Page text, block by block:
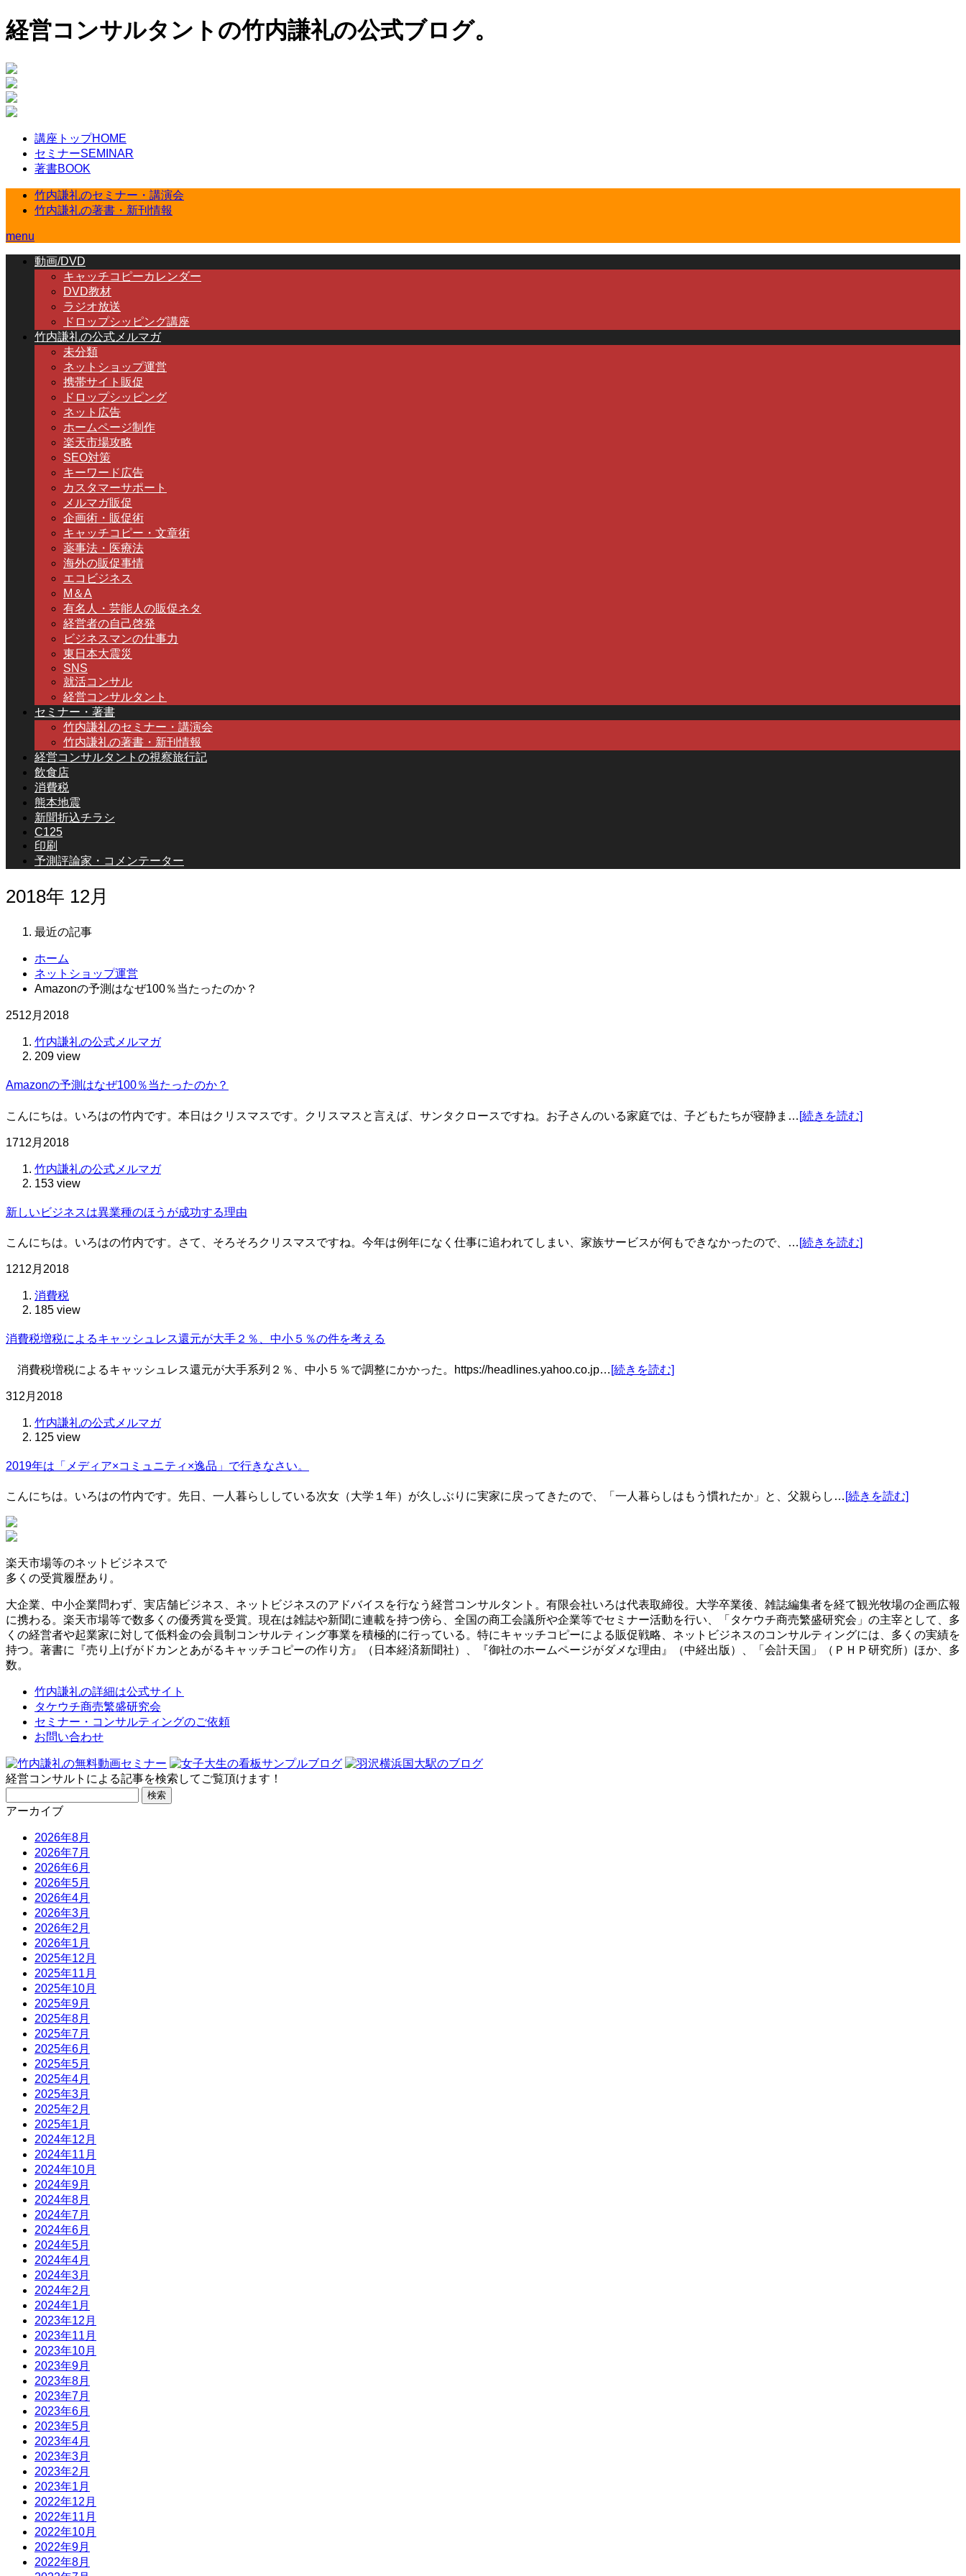
経営コンサルタントの竹内謙礼の公式ブログ。
講座トップHOME
セミナーSEMINAR
著書BOOK
竹内謙礼のセミナー・講演会
竹内謙礼の著書・新刊情報
menu
動画/DVD
キャッチコピーカレンダー
DVD教材
ラジオ放送
ドロップシッピング講座
竹内謙礼の公式メルマガ
未分類
ネットショップ運営
携帯サイト販促
ドロップシッピング
ネット広告
ホームページ制作
楽天市場攻略
SEO対策
キーワード広告
カスタマーサポート
メルマガ販促
企画術・販促術
キャッチコピー・文章術
薬事法・医療法
海外の販促事情
エコビジネス
M＆A
有名人・芸能人の販促ネタ
経営者の自己啓発
ビジネスマンの仕事力
東日本大震災
SNS
就活コンサル
経営コンサルタント
セミナー・著書
竹内謙礼のセミナー・講演会
竹内謙礼の著書・新刊情報
経営コンサルタントの視察旅行記
飲食店
消費税
熊本地震
新聞折込チラシ
C125
印刷
予測評論家・コメンテーター
2018年 12月
最近の記事
ホーム
ネットショップ運営
Amazonの予測はなぜ100％当たったのか？
2512月 2018
竹内謙礼の公式メルマガ
209 view
Amazonの予測はなぜ100％当たったのか？
こんにちは。いろはの竹内です。本日はクリスマスです。クリスマスと言えば、サンタクロースですね。お子さんのいる家庭では、子どもたちが寝静ま… [続きを読む]
1712月 2018
竹内謙礼の公式メルマガ
153 view
新しいビジネスは異業種のほうが成功する理由
こんにちは。いろはの竹内です。さて、そろそろクリスマスですね。今年は例年になく仕事に追われてしまい、家族サービスが何もできなかったので、… [続きを読む]
1212月 2018
消費税
185 view
消費税増税によるキャッシュレス還元が大手２％、中小５％の件を考える
消費税増税によるキャッシュレス還元が大手系列２％、中小５％で調整にかかった。https://headlines.yahoo.co.jp… [続きを読む]
312月 2018
竹内謙礼の公式メルマガ
125 view
2019年は「メディア×コミュニティ×逸品」で行きなさい。
こんにちは。いろはの竹内です。先日、一人暮らししている次女（大学１年）が久しぶりに実家に戻ってきたので、「一人暮らしはもう慣れたか」と、父親らし… [続きを読む]
楽天市場等のネットビジネスで
多くの受賞履歴あり。
大企業、中小企業問わず、実店舗ビジネス、ネットビジネスのアドバイスを行なう経営コンサルタント。有限会社いろは代表取締役。大学卒業後、雑誌編集者を経て観光牧場の企画広報
に携わる。楽天市場等で数多くの優秀賞を受賞。現在は雑誌や新聞に連載を持つ傍ら、全国の商工会議所や企業等でセミナー活動を行い、「タケウチ商売繁盛研究会」の主宰として、多
くの経営者や起業家に対して低料金の会員制コンサルティング事業を積極的に行っている。特にキャッチコピーによる販促戦略、ネットビジネスのコンサルティングには、多くの実績を
持つ。著書に『売り上げがドカンとあがるキャッチコピーの作り方』（日本経済新聞社）、『御社のホームページがダメな理由』（中経出版）、「会計天国」（ＰＨＰ研究所）ほか、多
数。
竹内謙礼の詳細は公式サイト
タケウチ商売繁盛研究会
セミナー・コンサルティングのご依頼
お問い合わせ
経営コンサルトによる記事を検索してご覧頂けます！
索:
アーカイブ
2026年8月
2026年7月
2026年6月
2026年5月
2026年4月
2026年3月
2026年2月
2026年1月
2025年12月
2025年11月
2025年10月
2025年9月
2025年8月
2025年7月
2025年6月
2025年5月
2025年4月
2025年3月
2025年2月
2025年1月
2024年12月
2024年11月
2024年10月
2024年9月
2024年8月
2024年7月
2024年6月
2024年5月
2024年4月
2024年3月
2024年2月
2024年1月
2023年12月
2023年11月
2023年10月
2023年9月
2023年8月
2023年7月
2023年6月
2023年5月
2023年4月
2023年3月
2023年2月
2023年1月
2022年12月
2022年11月
2022年10月
2022年9月
2022年8月